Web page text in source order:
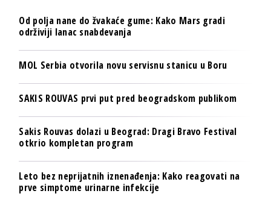
Od polja nane do žvakaće gume: Kako Mars gradi
održiviji lanac snabdevanja
MOL Serbia otvorila novu servisnu stanicu u Boru
SAKIS ROUVAS prvi put pred beogradskom publikom
Sakis Rouvas dolazi u Beograd: Dragi Bravo Festival
otkrio kompletan program
Leto bez neprijatnih iznenađenja: Kako reagovati na
prve simptome urinarne infekcije